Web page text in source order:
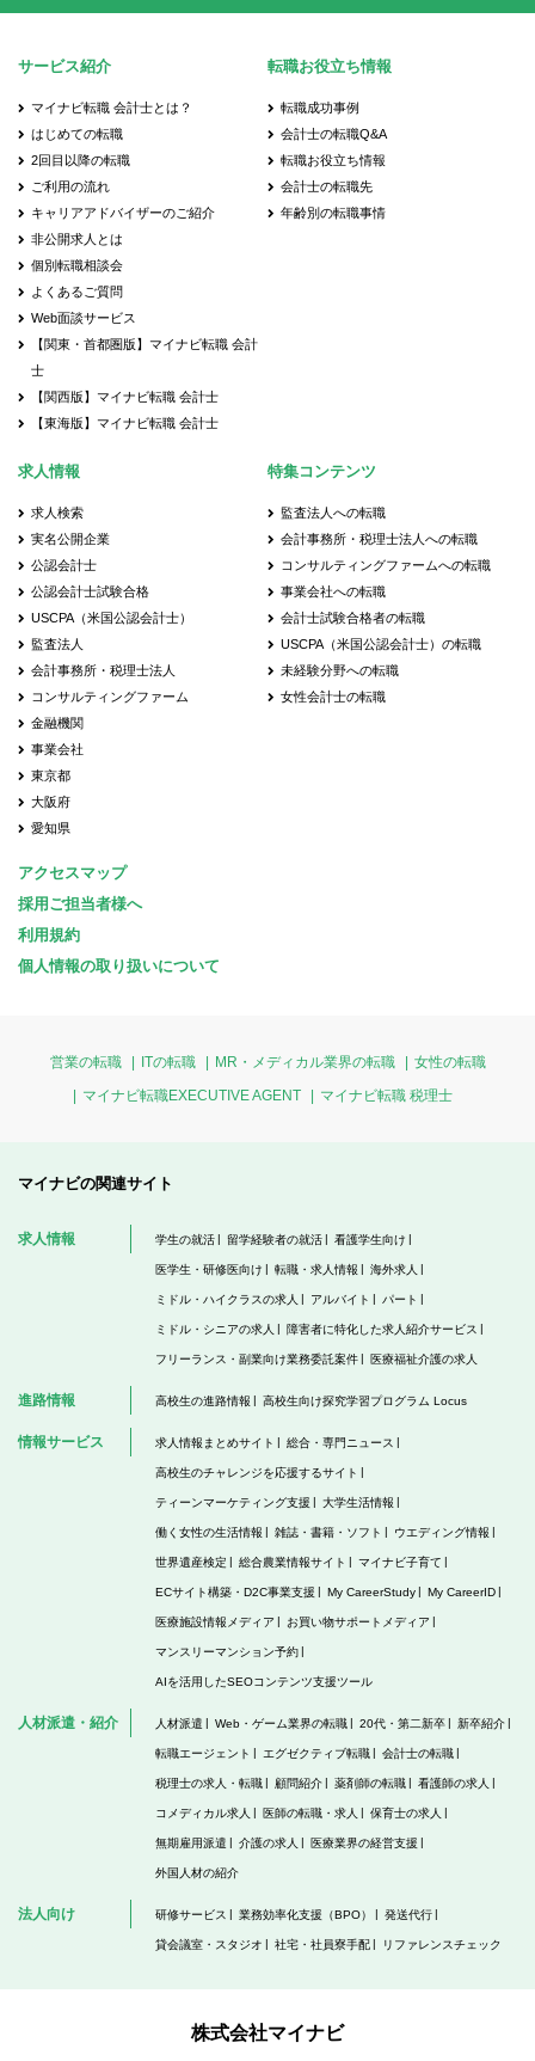
サービス紹介
マイナビ転職 会計士とは？
はじめての転職
2回目以降の転職
ご利用の流れ
キャリアアドバイザーのご紹介
非公開求人とは
個別転職相談会
よくあるご質問
Web面談サービス
【関東・首都圏版】マイナビ転職 会計
士
【関西版】マイナビ転職 会計士
【東海版】マイナビ転職 会計士
転職お役立ち情報
転職成功事例
会計士の転職Q&A
転職お役立ち情報
会計士の転職先
年齢別の転職事情
求人情報
求人検索
実名公開企業
公認会計士
公認会計士試験合格
USCPA（米国公認会計士）
監査法人
会計事務所・税理士法人
コンサルティングファーム
金融機関
事業会社
東京都
大阪府
愛知県
特集コンテンツ
監査法人への転職
会計事務所・税理士法人への転職
コンサルティングファームへの転職
事業会社への転職
会計士試験合格者の転職
USCPA（米国公認会計士）の転職
未経験分野への転職
女性会計士の転職
アクセスマップ
採用ご担当者様へ
利用規約
個人情報の取り扱いについて
営業の転職 ITの転職 MR・メディカル業界の転職
女性の転職
マイナビ転職EXECUTIVE AGENT
マイナビ転職 税理士
マイナビの関連サイト
求人情報 学生の就活 留学経験者の就活 看護学生向け
医学生・研修医向け 転職・求人情報 海外求人
ミドル・ハイクラスの求人 アルバイト パート
ミドル・シニアの求人 障害者に特化した求人紹介サービス
フリーランス・副業向け業務委託案件 医療福祉介護の求人
進路情報 高校生の進路情報 高校生向け探究学習プログラム Locus
情報サービス 求人情報まとめサイト 総合・専門ニュース
高校生のチャレンジを応援するサイト
ティーンマーケティング支援 大学生活情報
働く女性の生活情報 雑誌・書籍・ソフト ウエディング情報
世界遺産検定 総合農業情報サイト マイナビ子育て
ECサイト構築・D2C事業支援 My CareerStudy My CareerID
医療施設情報メディア お買い物サポートメディア
マンスリーマンション予約
AIを活用したSEOコンテンツ支援ツール
人材派遣・紹介 人材派遣 Web・ゲーム業界の転職 20代・第二新卒 新卒紹介
転職エージェント エグゼクティブ転職 会計士の転職
税理士の求人・転職 顧問紹介 薬剤師の転職 看護師の求人
コメディカル求人 医師の転職・求人 保育士の求人
無期雇用派遣 介護の求人 医療業界の経営支援
外国人材の紹介
法人向け 研修サービス 業務効率化支援（BPO） 発送代行
貸会議室・スタジオ 社宅・社員寮手配 リファレンスチェック
株式会社マイナビ